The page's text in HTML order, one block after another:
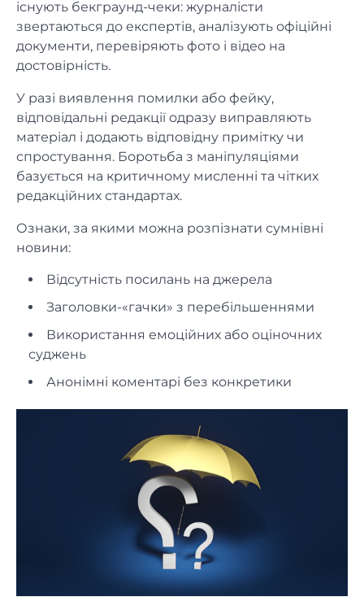
існують бекграунд-чеки: журналісти
звертаються до експертів, аналізують офіційні
документи, перевіряють фото і відео на
достовірність.
У разі виявлення помилки або фейку,
відповідальні редакції одразу виправляють
матеріал і додають відповідну примітку чи
спростування. Боротьба з маніпуляціями
базується на критичному мисленні та чітких
редакційних стандартах.
Ознаки, за якими можна розпізнати сумнівні
новини:
Відсутність посилань на джерела
Заголовки-«гачки» з перебільшеннями
Використання емоційних або оціночних
суджень
Анонімні коментарі без конкретики